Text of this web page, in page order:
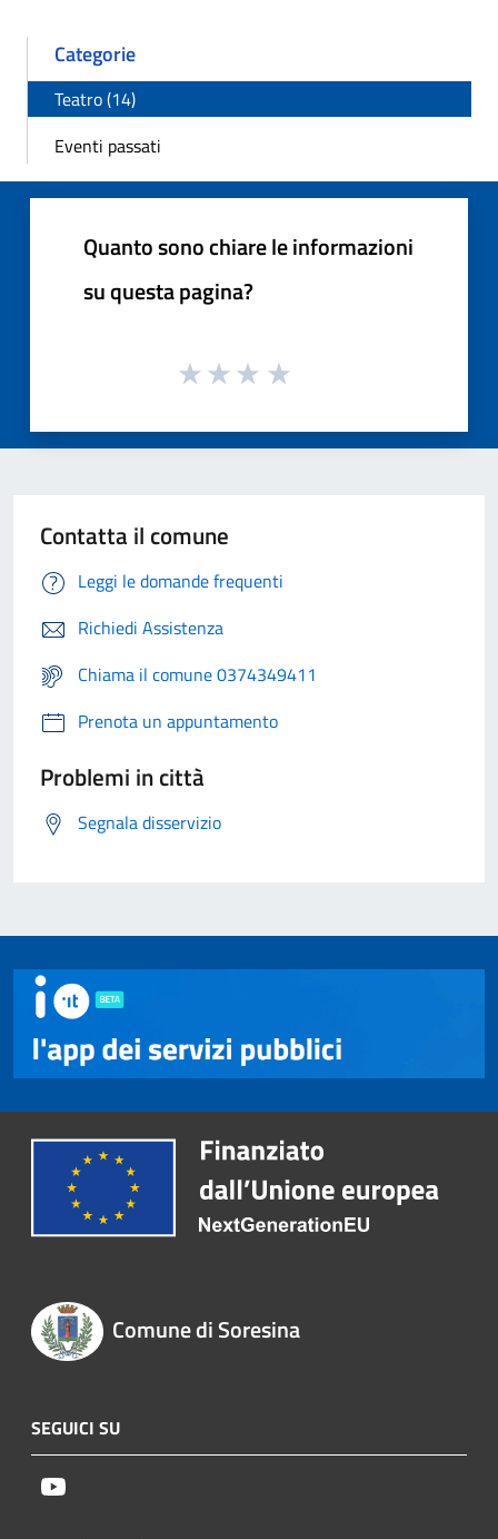
Categorie
Teatro (14)
Eventi passati
Quanto sono chiare le informazioni
su questa pagina?
Contatta il comune
Leggi le domande frequenti
Richiedi Assistenza
Chiama il comune 0374349411
Prenota un appuntamento
Problemi in città
Segnala disservizio
Comune di Soresina
SEGUICI SU